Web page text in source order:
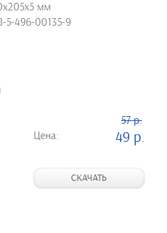
мм
5-496-00135-9
57 р.
Цена:
49 р.
СКАЧАТЬ